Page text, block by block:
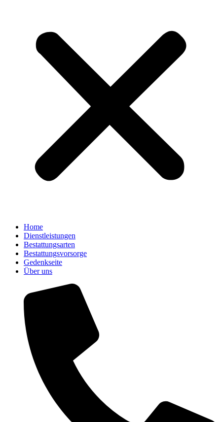
Home
Dienstleistungen
Bestattungsarten
Bestattungsvorsorge
Gedenkseite
Über uns